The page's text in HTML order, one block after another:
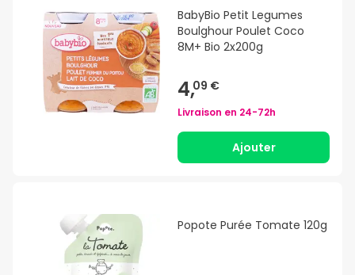
BabyBio Petit Legumes
Boulghour Poulet Coco
8M+ Bio 2x200g
4,09 €
Livraison en 24-72h
Ajouter
Popote Purée Tomate 120g